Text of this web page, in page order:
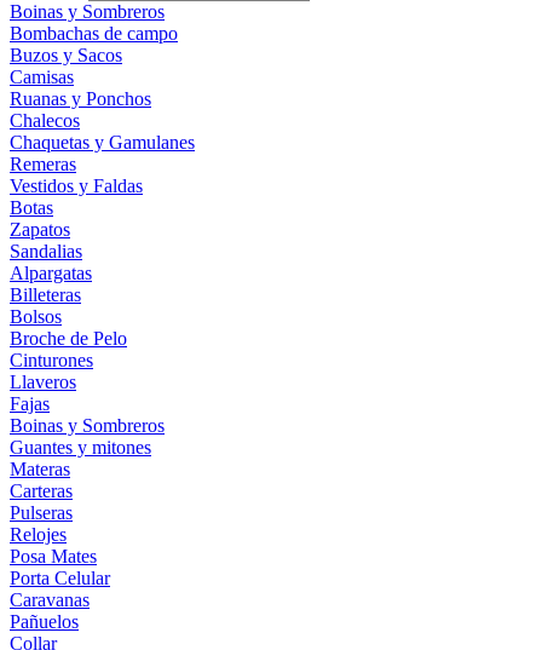
Boinas y Sombreros
Bombachas de campo
Buzos y Sacos
Camisas
Ruanas y Ponchos
Chalecos
Chaquetas y Gamulanes
Remeras
Vestidos y Faldas
Botas
Zapatos
Sandalias
Alpargatas
Billeteras
Bolsos
Broche de Pelo
Cinturones
Llaveros
Fajas
Boinas y Sombreros
Guantes y mitones
Materas
Carteras
Pulseras
Relojes
Posa Mates
Porta Celular
Caravanas
Pañuelos
Collar